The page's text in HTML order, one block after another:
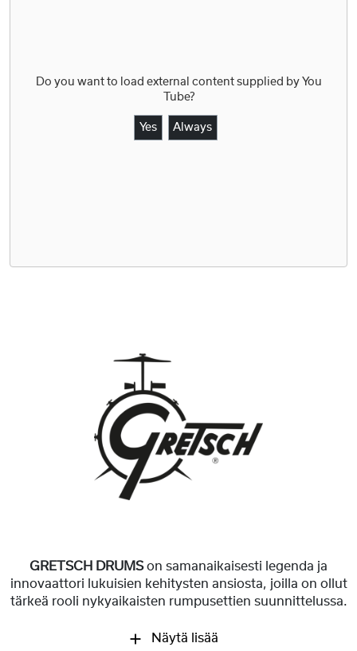
Do you want to load external content supplied by You
Tube?
Yes Always
GRETSCH DRUMSon samanaikaisesti legenda ja
innovaattori lukuisien kehitysten ansiosta, joilla on ollut
tärkeä rooli nykyaikaisten rumpusettien suunnittelussa.
Näytä lisää